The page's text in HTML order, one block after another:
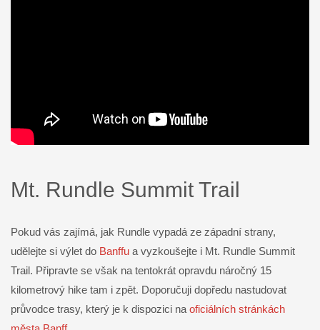
Mt. Rundle Summit Trail
Pokud vás zajímá, jak Rundle vypadá ze západní strany,
udělejte si výlet do Banffu a vyzkoušejte i Mt. Rundle Summit
Trail. Připravte se však na tentokrát opravdu náročný 15
kilometrový hike tam i zpět. Doporučuji dopředu nastudovat
průvodce trasy, který je k dispozici naoficiálních stránkách